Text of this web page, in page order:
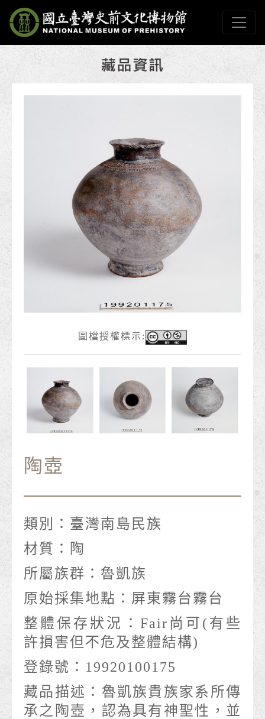
跳到主要內容
國立臺灣史前文化博物
網頁導覽
圖檔授權標示:
陶壺
類別： 臺灣南島民族
材質：
陶
所屬族群： 魯凱族
原始採集地點： 屏東霧台霧台
整體保存狀況： Fair尚可(有些
許損害但不危及整體結構)
登錄號： 19920100175
藏品描述： 魯凱族貴族家系所傳
承之陶壺，認為具有神聖性，並